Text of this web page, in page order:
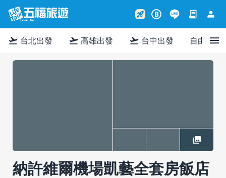
rocket_launch B contract person
flight_takeoff 台北出發 flight_takeoff 高雄出發 flight_takeoff 台中出發 自由行menu
納許維爾機場凱藝全套房飯店